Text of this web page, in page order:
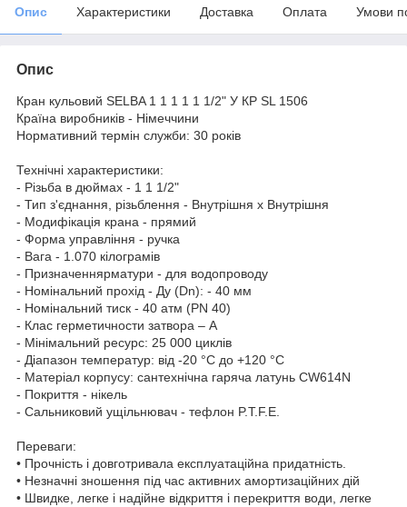
Опис Характеристики Доставка Оплата Умови
Опис
Кран кульовий SELBA 1 1 1 1 1 1/2" У КР SL 1506
Країна виробників - Німеччини
Нормативний термін служби: 30 років
Технічні характеристики:
- Різьба в дюймах - 1 1 1/2"
- Тип з'єднання, різьблення - Внутрішня х Внутрішня
- Модифікація крана - прямий
- Форма управління - ручка
- Вага - 1.070 кілограмів
- Призначеннярматури - для водопроводу
- Номінальний прохід - Ду (Dn): - 40 мм
- Номінальний тиск - 40 атм (PN 40)
- Клас герметичности затвора – А
- Мінімальний ресурс: 25 000 циклів
- Діапазон температур: від -20 °С до +120 °С
- Матеріал корпусу: сантехнічна гаряча латунь CW614N
- Покриття - нікель
- Сальниковий ущільнювач - тефлон P.T.F.E.
Переваги:
• Прочність і довготривала експлуатаційна придатність.
• Незначні зношення під час активних амортизаційних дій
• Швидке, легке і надійне відкриття і перекриття води, легке